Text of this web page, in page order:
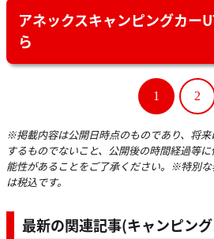
アネックスキャンピングカー
ら
1 2
※掲載内容は公開日時点のものであり、将
するものでないこと、公開後の時間経過等
能性があることをご了承ください。※特別
は税込です。
最新の関連記事(キャンピン